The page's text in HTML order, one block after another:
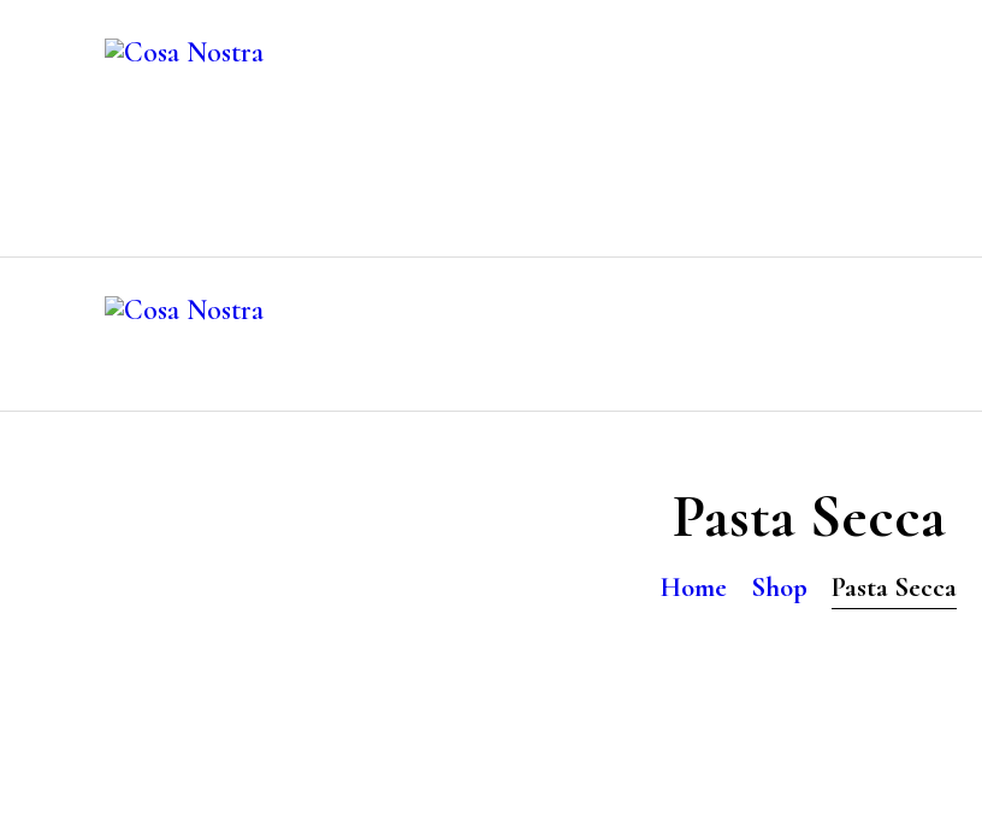
Pasta Secca
Home Shop Pasta Secca
RESERVAR
CONTACTO